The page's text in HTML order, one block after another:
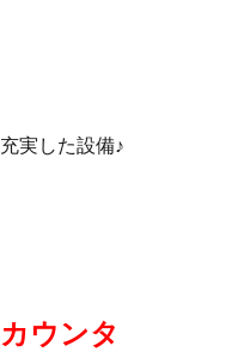
充実した設備♪
カウンタ